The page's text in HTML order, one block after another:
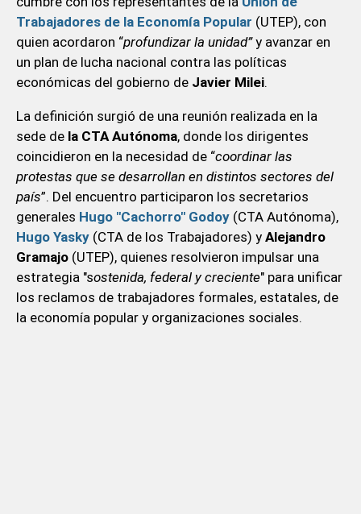
Trabajadores de la Economía Popular (UTEP), con
quien acordaron “profundizar la unidad”y avanzar en
un plan de lucha nacional contra las políticas
económicas del gobierno de Javier Milei.
La definición surgió de una reunión realizada en la
sede de la CTA Autónoma, donde los dirigentes
coincidieron en la necesidad de “coordinar las
protestas que se desarrollan en distintos sectores del
país”. Del encuentro participaron los secretarios
generales Hugo "Cachorro" Godoy(CTA Autónoma),
Hugo Yasky (CTA de los Trabajadores) y Alejandro
Gramajo(UTEP), quienes resolvieron impulsar una
estrategia "sostenida, federal y creciente" para unificar
los reclamos de trabajadores formales, estatales, de
la economía popular y organizaciones sociales.